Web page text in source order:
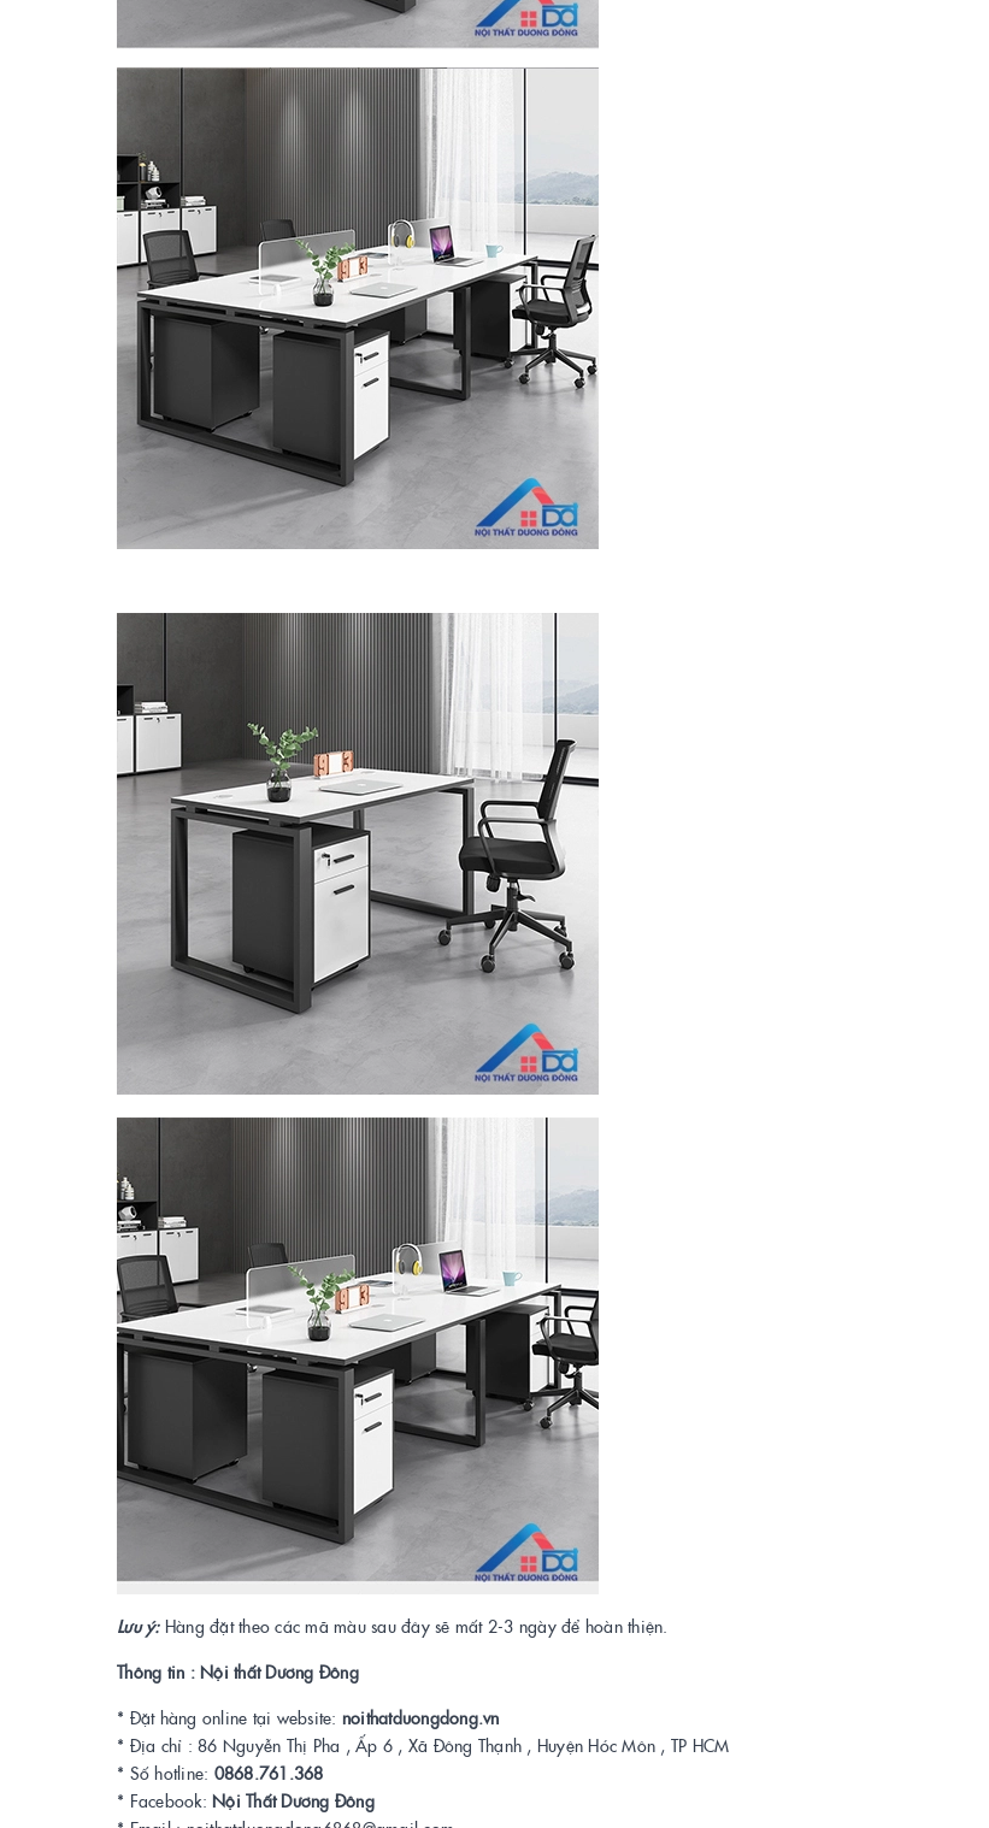
Lưu ý: Hàng đặt theo các mã màu sau đây sẽ mất 2-3 ngày để hoàn thiện.
Thông tin : Nội thất Dương Đông
* Đặt hàng online tại website: noithatduongdong.vn
* Địa chỉ : 86 Nguyễn Thị Pha , Ấp 6 , Xã Đông Thạnh , Huyện Hóc Môn , TP HCM
* Số hotline: 0868.761.368
* Facebook: Nội Thất Dương Đông